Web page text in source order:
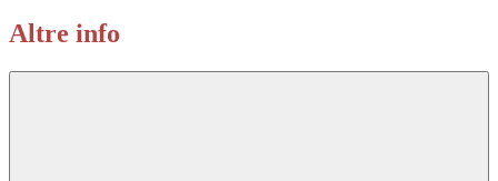
Altre info